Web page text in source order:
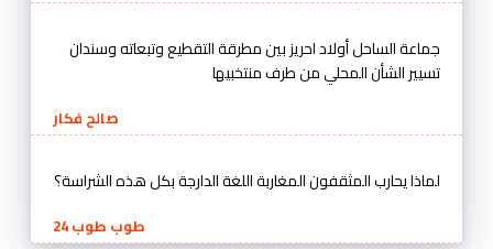
جماعة الساحل أولاد احريز بين مطرقة التقطيع وتبعاته وسندان
تسيير الشأن المحلي من طرف منتخبيها
صالح فكار
لماذا يحارب المثقفون المغاربة اللغة الدارجة بكل هذه الشراسة؟
طوب طوب 24